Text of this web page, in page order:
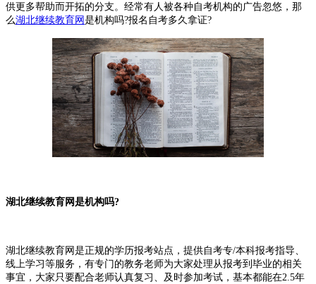
供更多帮助而开拓的分支。经常有人被各种自考机构的广告忽悠，那
么湖北继续教育网 是机构吗?报名自考多久拿证?
湖北继续教育网是机构吗?
湖北继续教育网是正规的学历报考站点，提供自考专/本科报考指导、
线上学习等服务，有专门的教务老师为大家处理从报考到毕业的相关
事宜，大家只要配合老师认真复习、及时参加考试，基本都能在2.5年